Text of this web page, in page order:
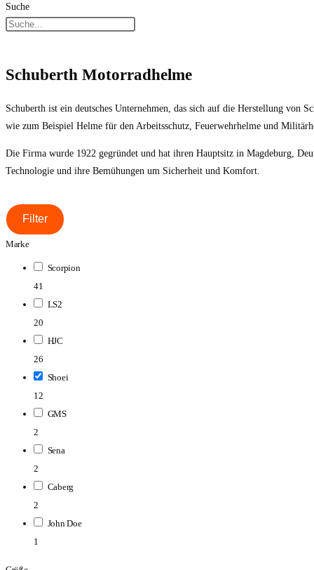
Suche
Schuberth Motorradhelme
Schuberth ist ein deutsches Unternehmen, das sich auf die Herstellung von
wie zum Beispiel Helme für den Arbeitsschutz, Feuerwehrhelme und
Die Firma wurde 1922 gegründet und hat ihren Hauptsitz in Magdeburg,
Technologie und ihre Bemühungen um Sicherheit und Komfort.
Filter
Marke
Scorpion
41
LS2
20
HJC
26
Shoei
12
GMS
2
Sena
2
Caberg
2
John Doe
1